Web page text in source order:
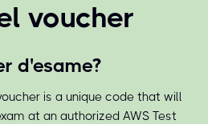
voucher
d'esame?
is a unique code that will
at an authorized AWS Test